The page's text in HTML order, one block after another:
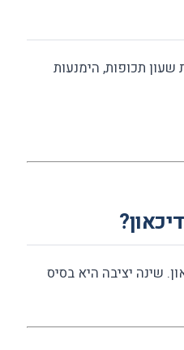
תכופות, הימנעות
שינה יציבה היא בסיס